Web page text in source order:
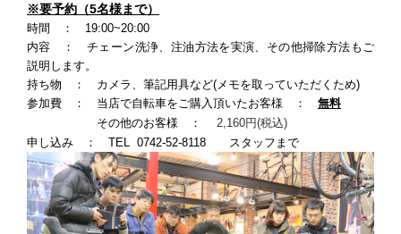
※要予約（5名様まで）
時間 ： 19:00~20:00
内容 ： チェーン洗浄、注油方法を実演、その他掃除方法もご
説明します。
持ち物 ： カメラ、筆記用具など(メモを取っていただくため)
参加費 ： 当店で自転車をご購入頂いたお客様 ： 無料
その他のお客様 ：
2,160円(税込)
申し込み ： TEL 0742-52-8118 スタッフまで